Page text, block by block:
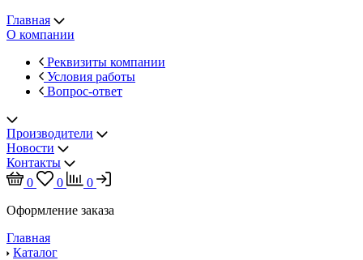
Главная
О компании
Реквизиты компании
Условия работы
Вопрос-ответ
Производители
Новости
Контакты
0
0
0
Оформление заказа
Главная
Каталог